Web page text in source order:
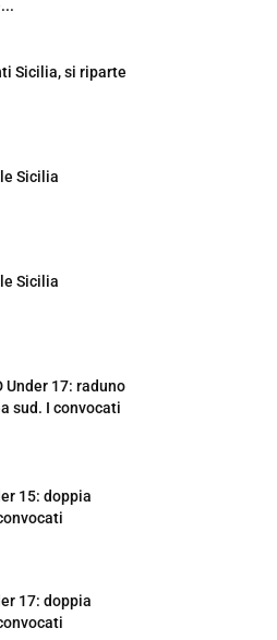
Sicilia, si riparte
Sicilia
Sicilia
Under 17: raduno
sud. I convocati
15: doppia
17: doppia